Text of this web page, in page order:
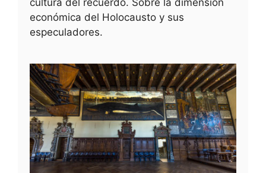
económica del Holocausto y sus
especuladores.